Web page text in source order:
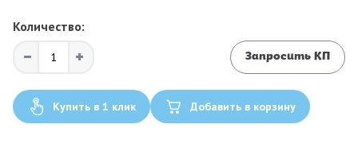
Количество:
Запросить КП
Купить в 1 клик Добавить в корзину